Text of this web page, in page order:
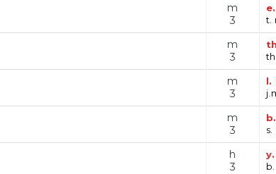
m
3
t.
m
3
m
3
l.
m
3
h
3